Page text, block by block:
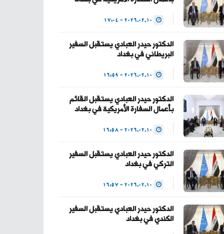
— Haider Al-Abadi
(@HaiderAlAbadi)
January 23, 2026
الدكتور حيدر العبادي يستقبل السفير
البريطاني في بغداد
الدكتور حيدر العبادي يستقبل القائم
بأعمال السفارة الأمريكية في بغداد
الدكتور حيدر العبادي يستقبل السفير
التركي في بغداد
الدكتور حيدر العبادي يستقبل السفير
الكندي في بغداد